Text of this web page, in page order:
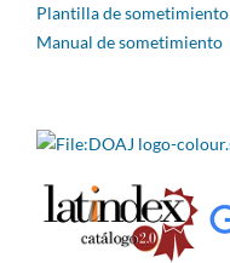
Plantilla de sometimiento
Manual de sometimiento